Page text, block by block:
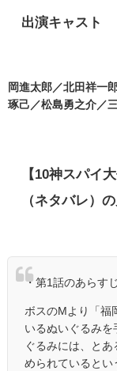
出演キャスト
岡進太郎／北田祥一
琢己／松島勇之介／
【10神スパイ
（ネタバレ）
・第1話のあらすじ
ボスのMより「福
いるぬいぐるみ
ぐるみには、と
められているとい